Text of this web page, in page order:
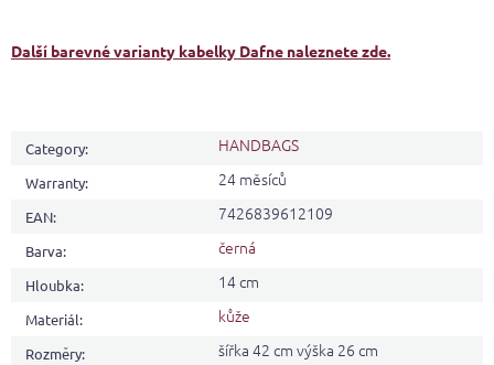
Další barevné varianty kabelky Dafne naleznete zde.
Category: HANDBAGS
Warranty: 24 měsíců
EAN: 7426839612109
Barva: černá
Hloubka: 14 cm
Materiál: kůže
Rozměry: šířka 42 cm výška 26 cm